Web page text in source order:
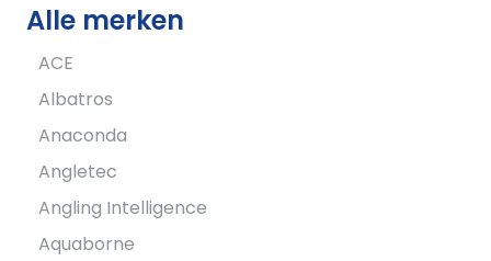
Alle merken
ACE
Albatros
Anaconda
Angletec
Angling Intelligence
Aquaborne